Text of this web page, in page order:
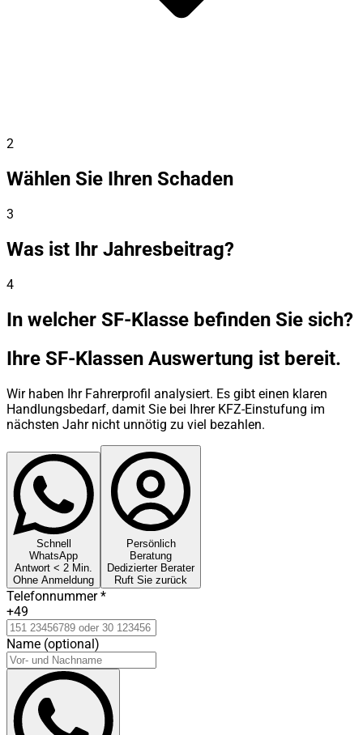
2
Wählen Sie Ihren Schaden
3
Was ist Ihr Jahresbeitrag?
4
In welcher SF-Klasse befinden Sie sich?
Ihre SF-Klassen Auswertung ist bereit.
Wir haben Ihr Fahrerprofil analysiert. Es gibt einen klaren
Handlungsbedarf, damit Sie bei Ihrer KFZ-Einstufung im
nächsten Jahr nicht unnötig zu viel bezahlen.
Schnell
WhatsApp
Antwort < 2 Min.
Ohne Anmeldung
Persönlich
Beratung
Dedizierter Berater
Ruft Sie zurück
Telefonnummer*
+49
Name (optional)